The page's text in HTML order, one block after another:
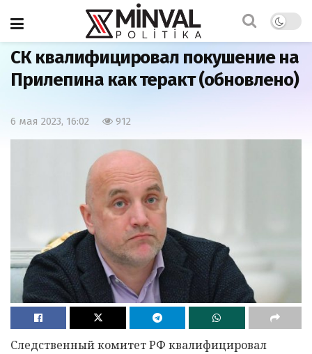
Главная
СК квалифицировал покушение на
Прилепина как теракт (обновлено)
6 мая 2023, 16:02 912
Следственный комитет РФ квалифицировал